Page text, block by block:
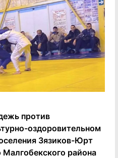
против
оздоровительном
Зязиков-Юрт
Малгобекского района